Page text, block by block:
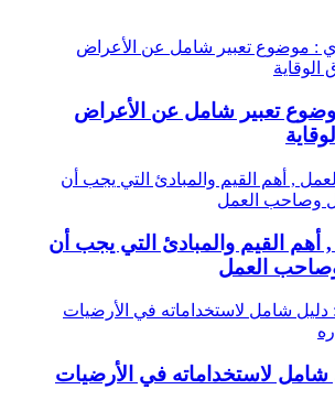
تعبير شامل عن الأعراض
, أهم القيم والمبادئ التي يجب أن
وصاحب العمل
لاستخداماته في الأرضيات